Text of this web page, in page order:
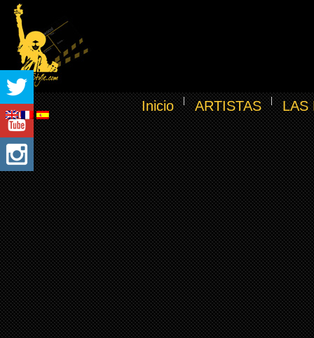
Inicio ARTISTAS LAS